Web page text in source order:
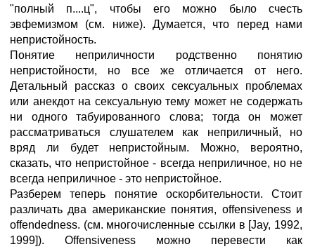
"полный п....ц", чтобы его можно было счесть
эвфемизмом (см. ниже). Думается, что перед нами
непристойность.
Понятие неприличности родственно понятию
непристойности, но все же отличается от него.
Детальный рассказ о своих сексуальных проблемах
или анекдот на сексуальную тему может не содержать
ни одного табуированного слова; тогда он может
рассматриваться слушателем как неприличный, но
вряд ли будет непристойным. Можно, вероятно,
сказать, что непристойное - всегда неприличное, но не
всегда неприличное - это непристойное.
Разберем теперь понятие оскорбительности. Стоит
различать два американские понятия, offensiveness и
offendedness. (см. многочисленные ссылки в [Jay, 1992,
1999]). Offensiveness можно перевести как